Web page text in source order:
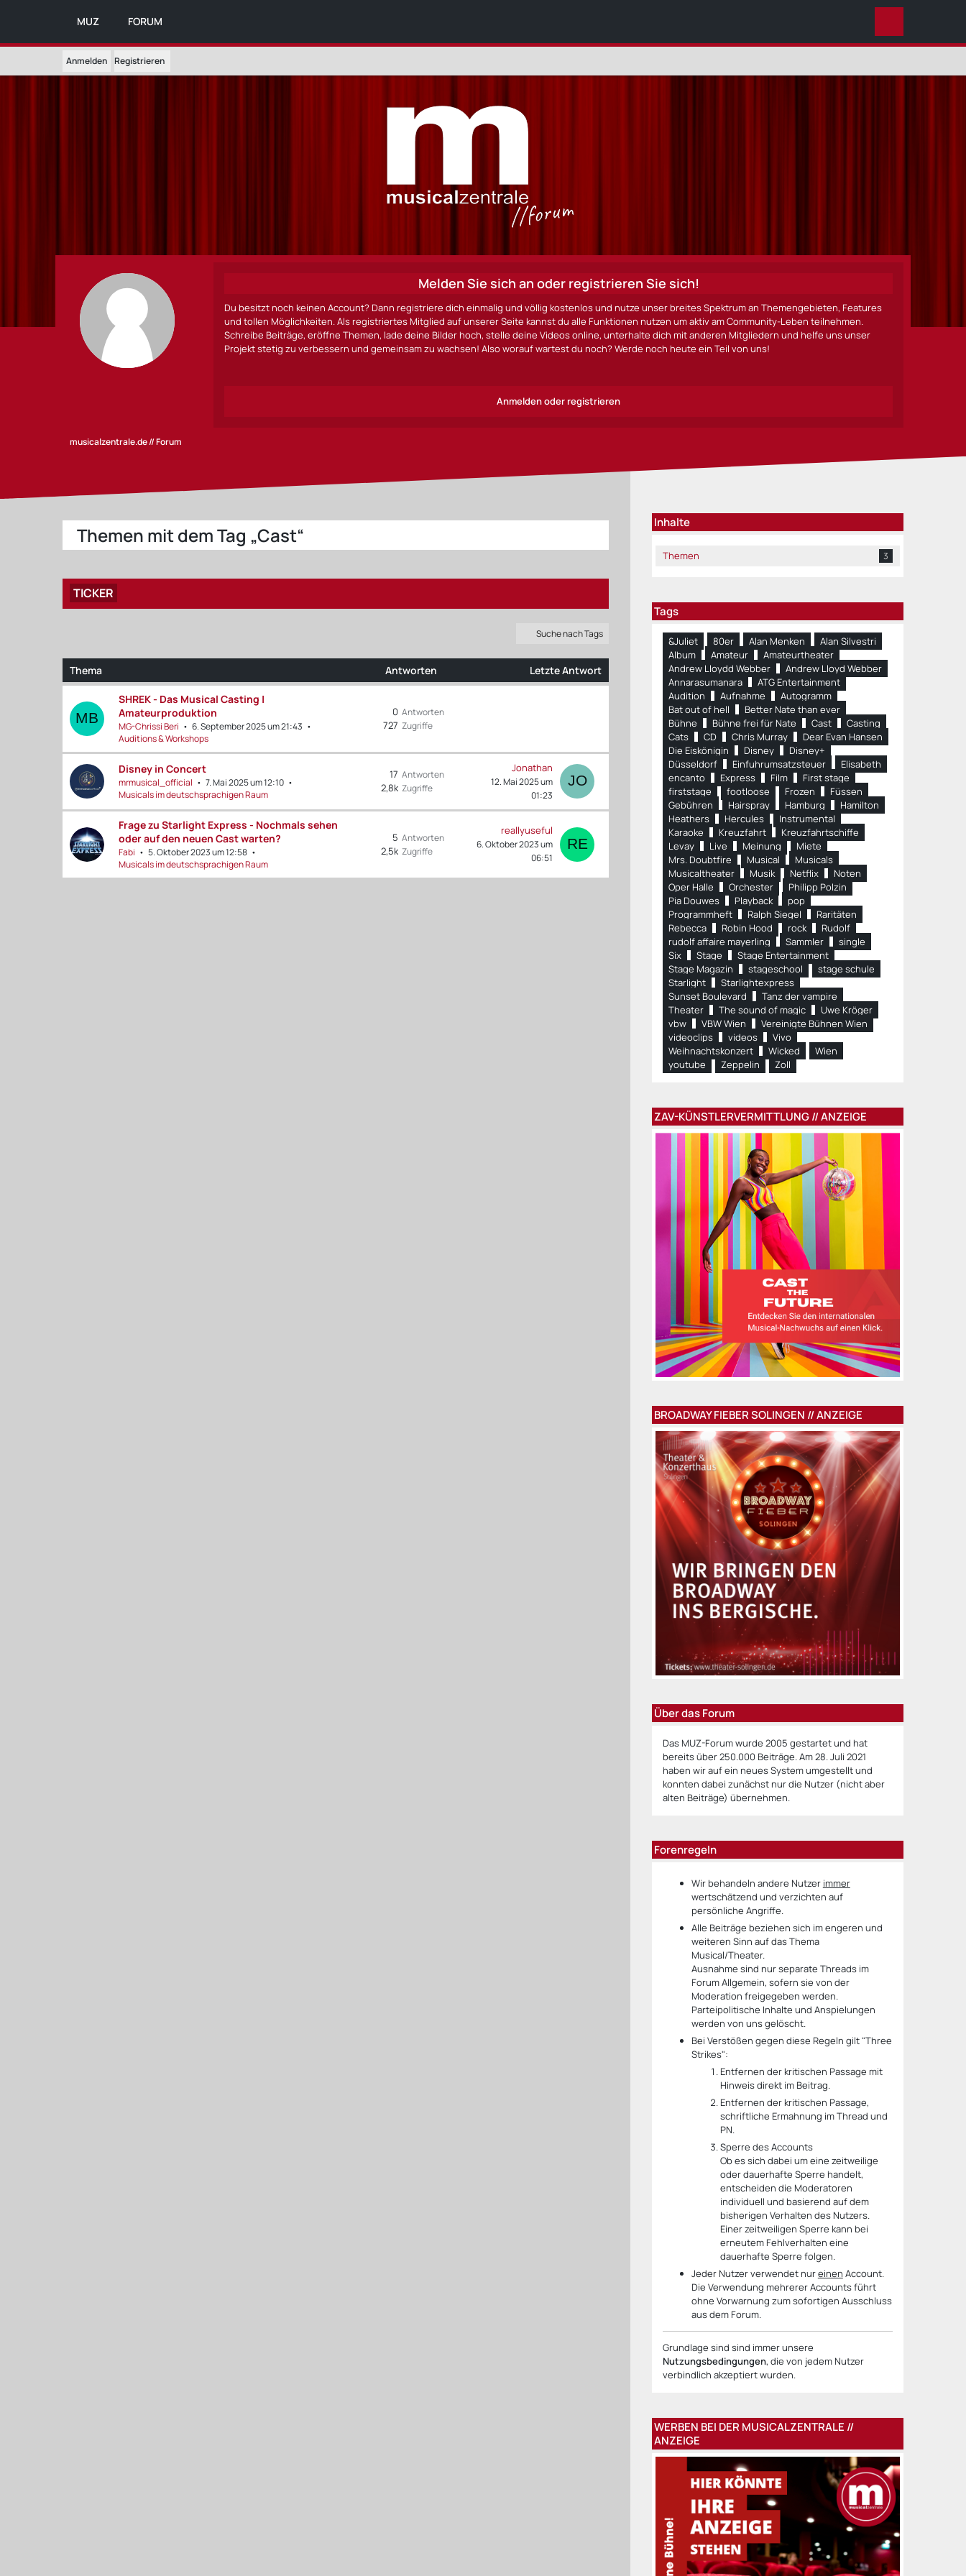
MUZ FORUM
Anmelden Registrieren
Melden Sie sich an oder registrieren Sie sich!
Du besitzt noch keinen Account? Dann registriere dich einmalig und völlig kostenlos und nutze unser breites Spektrum an Themengebieten, Features
und tollen Möglichkeiten. Als registriertes Mitglied auf unserer Seite kannst du alle Funktionen nutzen um aktiv am Community-Leben teilnehmen.
Schreibe Beiträge, eröffne Themen, lade deine Bilder hoch, stelle deine Videos online, unterhalte dich mit anderen Mitgliedern und helfe uns unser
Projekt stetig zu verbessern und gemeinsam zu wachsen! Also worauf wartest du noch? Werde noch heute ein Teil von uns!
Anmelden oder registrieren
musicalzentrale.de // Forum
Themen mit dem Tag „Cast“
TICKER
Suche nach Tags
Thema Antworten Letzte Antwort
SHREK - Das Musical Casting |
Amateurproduktion
MG-Chrissi Beri
6. September 2025 um 21:43
Auditions & Workshops
Antworten
0
Zugriffe
727
Disney in Concert
mrmusical_official
7. Mai 2025 um 12:10
Musicals im deutschsprachigen Raum
Antworten
17
Zugriffe
2,8k
Jonathan
12. Mai 2025 um
01:23
Frage zu Starlight Express - Nochmals sehen
oder auf den neuen Cast warten?
Fabi
5. Oktober 2023 um 12:58
Musicals im deutschsprachigen Raum
Antworten
5
Zugriffe
2,5k
reallyuseful
6. Oktober 2023 um
06:51
Inhalte
Themen 3
Tags
&Juliet 80er Alan Menken
Alan Silvestri
Album
Amateur
Amateurtheater
Andrew Lloydd Webber
Andrew Lloyd Webber
Annarasumanara
ATG Entertainment
Audition
Aufnahme
Autogramm
Bat out of hell
Better Nate than ever
Bühne
Bühne frei für Nate Cast
Casting
Cats
CD Chris Murray
Dear Evan Hansen
Die Eiskönigin
Disney
Disney+
Düsseldorf
Einfuhrumsatzsteuer
Elisabeth
encanto
Express Film
First stage
firststage
footloose Frozen
Füssen
Gebühren
Hairspray Hamburg
Hamilton
Heathers
Hercules
Instrumental
Karaoke
Kreuzfahrt
Kreuzfahrtschiffe
Levay
Live Meinung
Miete
Mrs. Doubtfire
Musical
Musicals
Musicaltheater
Musik Netflix
Noten
Oper Halle
Orchester
Philipp Polzin
Pia Douwes
Playback
pop
Programmheft
Ralph Siegel
Raritäten
Rebecca
Robin Hood rock
Rudolf
rudolf affaire mayerling
Sammler
single
Six
Stage
Stage Entertainment
Stage Magazin
stageschool
stage schule
Starlight
Starlightexpress
Sunset Boulevard
Tanz der vampire
Theater
The sound of magic
Uwe Kröger
vbw
VBW Wien
Vereinigte Bühnen Wien
videoclips
videos
Vivo
Weihnachtskonzert
Wicked
Wien
youtube
Zeppelin Zoll
ZAV-KÜNSTLERVERMITTLUNG // ANZEIGE
BROADWAY FIEBER SOLINGEN // ANZEIGE
Über das Forum
Das MUZ-Forum wurde 2005 gestartet und hat
bereits über 250.000 Beiträge. Am 28. Juli 2021
haben wir auf ein neues System umgestellt und
konnten dabei zunächst nur die Nutzer (nicht aber
alten Beiträge) übernehmen.
Forenregeln
Wir behandeln andere Nutzer immer
wertschätzend und verzichten auf
persönliche Angriffe.
Alle Beiträge beziehen sich im engeren und
weiteren Sinn auf das Thema
Musical/Theater.
Ausnahme sind nur separate Threads im
Forum Allgemein, sofern sie von der
Moderation freigegeben werden.
Parteipolitische Inhalte und Anspielungen
werden von uns gelöscht.
Bei Verstößen gegen diese Regeln gilt "Three
Strikes":
Entfernen der kritischen Passage mit
Hinweis direkt im Beitrag.
Entfernen der kritischen Passage,
schriftliche Ermahnung im Thread und
PN.
Sperre des Accounts
Ob es sich dabei um eine zeitweilige
oder dauerhafte Sperre handelt,
entscheiden die Moderatoren
individuell und basierend auf dem
bisherigen Verhalten des Nutzers.
Einer zeitweiligen Sperre kann bei
erneutem Fehlverhalten eine
dauerhafte Sperre folgen.
Jeder Nutzer verwendet nureinen Account.
Die Verwendung mehrerer Accounts führt
ohne Vorwarnung zum sofortigen Ausschluss
aus dem Forum.
Grundlage sind sind immer unsere
Nutzungsbedingungen, die von jedem Nutzer
verbindlich akzeptiert wurden.
WERBEN BEI DER MUSICALZENTRALE //
ANZEIGE